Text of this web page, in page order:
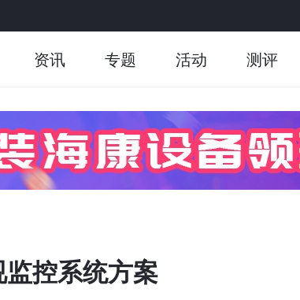
资讯 专题 活动 测评
控系统方案